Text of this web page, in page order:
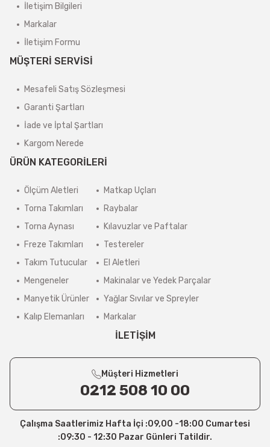
İletişim Bilgileri
Markalar
İletişim Formu
MÜŞTERİ SERVİSİ
Mesafeli Satış Sözleşmesi
Garanti Şartları
İade ve İptal Şartları
Kargom Nerede
ÜRÜN KATEGORİLERİ
Ölçüm Aletleri
Torna Takımları
Torna Aynası
Freze Takımları
Takım Tutucular
Mengeneler
Manyetik Ürünler
Kalıp Elemanları
Matkap Uçları
Raybalar
Kılavuzlar ve Paftalar
Testereler
El Aletleri
Makinalar ve Yedek Parçalar
Yağlar Sıvılar ve Spreyler
Markalar
İLETİŞİM
Müşteri Hizmetleri
0212 508 10 00
Çalışma Saatlerimiz Hafta İçi :09,00 -18:00 Cumartesi
:09:30 - 12:30 Pazar Günleri Tatildir.